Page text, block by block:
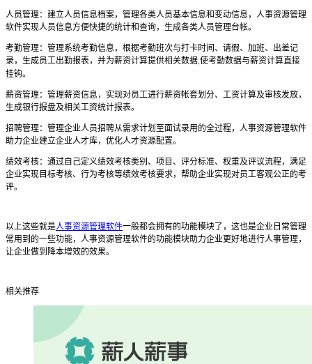
人员管理：建立人员信息档案，管理各类人员基本信息和变动信息，人事资源管理
软件实现人员信息方便快捷的统计和查询，生成各类人员管理台帐。
考勤管理：管理系统考勤信息，根据考勤班次与打卡时间、请假、加班、出差记
录，生成员工出勤报表，并为薪资计算提供相关数据,使考勤数据与薪资计算直接
挂钩。
薪资管理：管理薪资信息，实现对员工进行薪资帐套划分、工资计算及审核发放，
生成银行报盘及相关工资统计报表。
招聘管理：管理企业人员招聘从需求计划至面试录用的全过程，人事资源管理软件
助力企业建立企业人才库，优化人才资源配置。
绩效考核：通过自己定义绩效考核类别、项目、评分标准、权重及评议流程，满足
企业实现目标考核、行为考核等绩效考核要求，帮助企业实现对员工客观公正的考
评。
以上这些就是人事资源管理软件一般都会拥有的功能模块了，这也是企业日常管理
常用到的一些功能，人事资源管理软件的功能模块助力企业更好地进行人事管理，
让企业做到降本增效的效果。
相关推荐